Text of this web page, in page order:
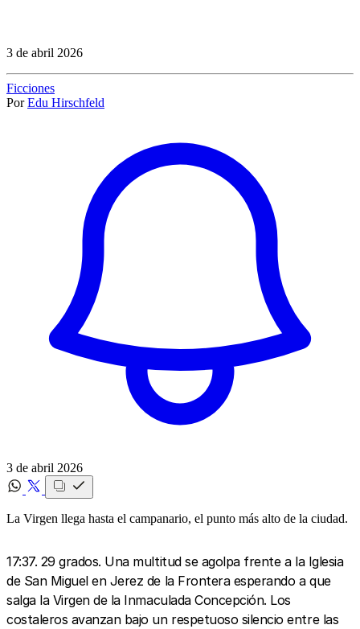
3 de abril 2026
Ficciones
Por Edu Hirschfeld
3 de abril 2026
La Virgen llega hasta el campanario, el punto más alto de la ciudad.
17:37. 29 grados. Una multitud se agolpa frente a la Iglesia
de San Miguel en Jerez de la Frontera esperando a que
salga la Virgen de la Inmaculada Concepción. Los
costaleros avanzan bajo un respetuoso silencio entre las